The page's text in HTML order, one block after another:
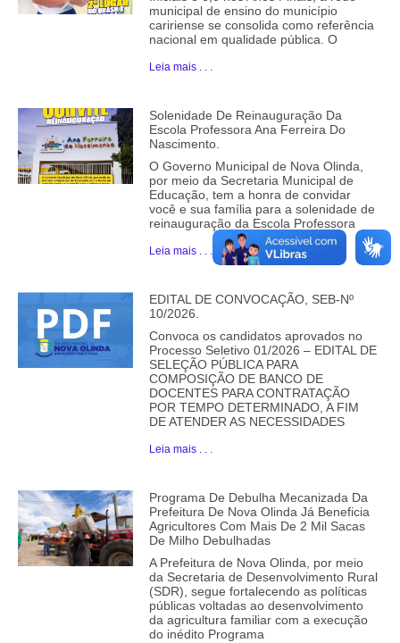
municipal de ensino do município
caririense se consolida como referência
nacional em qualidade pública. O
Leia mais . . .
Solenidade De Reinauguração Da
Escola Professora Ana Ferreira Do
Nascimento.
O Governo Municipal de Nova Olinda,
por meio da Secretaria Municipal de
Educação, tem a honra de convidar
você e sua família para a solenidade de
reinauguração da Escola Professora
Leia mais . . .
EDITAL DE CONVOCAÇÃO, SEB-Nº
10/2026.
Convoca os candidatos aprovados no
Processo Seletivo 01/2026 – EDITAL DE
SELEÇÃO PÚBLICA PARA
COMPOSIÇÃO DE BANCO DE
DOCENTES PARA CONTRATAÇÃO
POR TEMPO DETERMINADO, A FIM
DE ATENDER AS NECESSIDADES
Leia mais . . .
Programa De Debulha Mecanizada Da
Prefeitura De Nova Olinda Já Beneficia
Agricultores Com Mais De 2 Mil Sacas
De Milho Debulhadas
A Prefeitura de Nova Olinda, por meio
da Secretaria de Desenvolvimento Rural
(SDR), segue fortalecendo as políticas
públicas voltadas ao desenvolvimento
da agricultura familiar com a execução
do inédito Programa